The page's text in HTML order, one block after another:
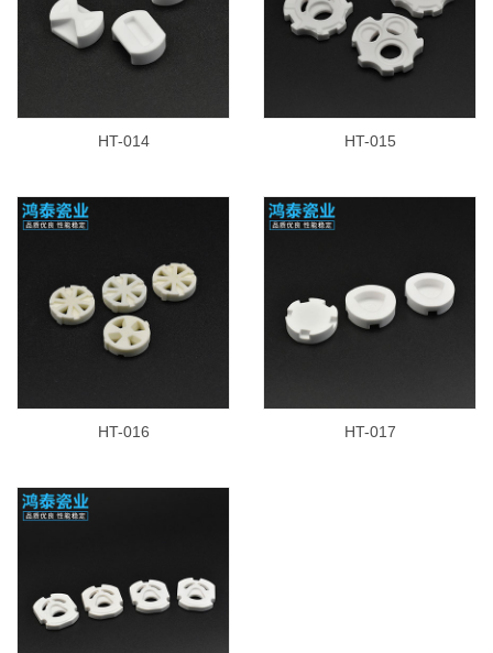
HT-014 HT-015
HT-016 HT-017